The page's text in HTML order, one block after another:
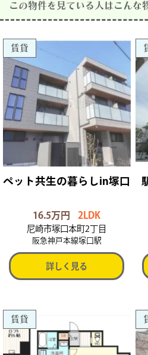
この物件を見ている人はこんな
賃貸
ペット共生の暮らしin塚口
16.5万円 2LDK
尼崎市塚口本町2丁目
阪急神戸本線塚口駅
詳しく見る
賃貸